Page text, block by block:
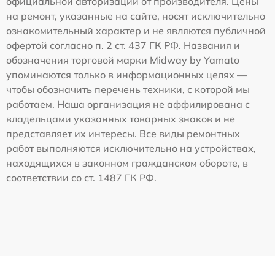
на ремонт, указанные на сайте, носят исключительно
ознакомительный характер и не являются публичной
офертой согласно п. 2 ст. 437 ГК РФ. Названия и
обозначения торговой марки Midway by Yamato
упоминаются только в информационных целях —
чтобы обозначить перечень техники, с которой мы
работаем. Наша организация не аффилирована с
владельцами указанных товарных знаков и не
представляет их интересы. Все виды ремонтных
работ выполняются исключительно на устройствах,
находящихся в законном гражданском обороте, в
соответствии со ст. 1487 ГК РФ.